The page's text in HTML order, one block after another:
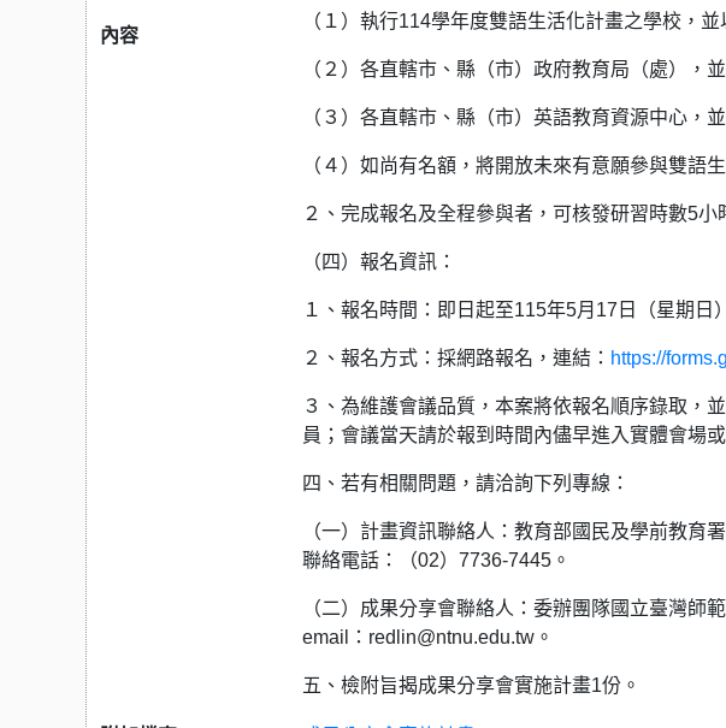
內容
（１）執行114學年度雙語生活化計畫之學校，並
（２）各直轄市、縣（市）政府教育局（處），
（３）各直轄市、縣（市）英語教育資源中心，
（４）如尚有名額，將開放未來有意願參與雙語
２、完成報名及全程參與者，可核發研習時數5小
（四）報名資訊：
１、報名時間：即日起至115年5月17日（星期日
２、報名方式：採網路報名，連結： https://
３、為維護會議品質，本案將依報名順序錄取，
員；會議當天請於報到時間內儘早進入實體會場
四、若有相關問題，請洽詢下列專線：
（一）計畫資訊聯絡人：教育部國民及學前教育
聯絡電話：（02）7736-7445。
（二）成果分享會聯絡人：委辦團隊國立臺灣師
email：redlin@ntnu.edu.tw。
五、檢附旨揭成果分享會實施計畫1份。